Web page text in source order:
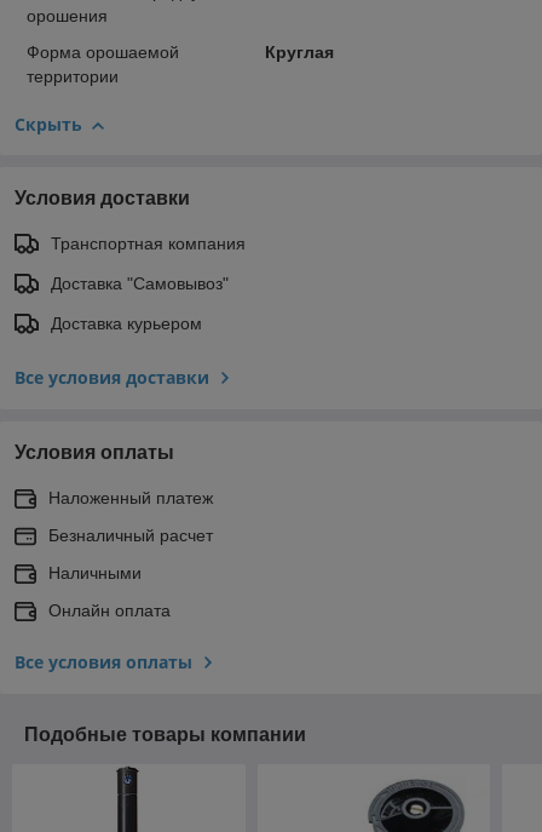
орошения
Форма орошаемой
территории
Круглая
Скрыть
Условия доставки
Транспортная компания
Доставка "Самовывоз"
Доставка курьером
Все условия доставки
Условия оплаты
Наложенный платеж
Безналичный расчет
Наличными
Онлайн оплата
Все условия оплаты
Подобные товары компании